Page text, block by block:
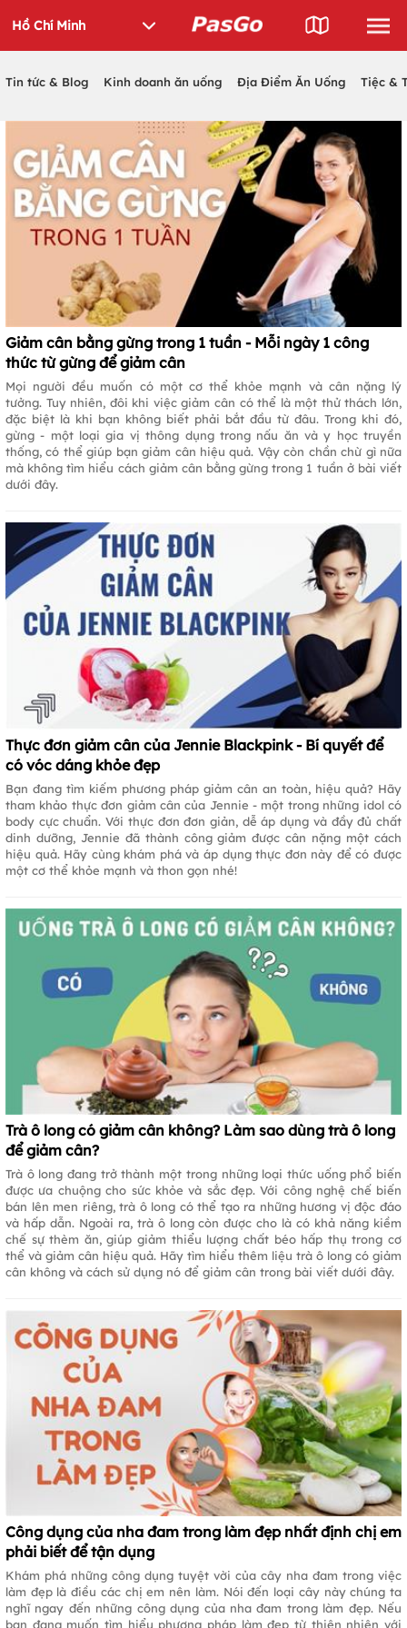
Tin tức & Blog Kinh doanh ăn uống Địa Điểm Ăn Uống Tiệc &
Giảm cân bằng gừng trong 1 tuần - Mỗi ngày 1 công
thức từ gừng để giảm cân
Mọi người đều muốn có một cơ thể khỏe mạnh và cân nặng lý
tưởng. Tuy nhiên, đôi khi việc giảm cân có thể là một thử thách lớn,
đặc biệt là khi bạn không biết phải bắt đầu từ đâu. Trong khi đó,
gừng - một loại gia vị thông dụng trong nấu ăn và y học truyền
thống, có thể giúp bạn giảm cân hiệu quả. Vậy còn chần chừ gì nữa
mà không tìm hiểu cách giảm cân bằng gừng trong 1 tuần ở bài viết
dưới đây.
Thực đơn giảm cân của Jennie Blackpink - Bí quyết để
có vóc dáng khỏe đẹp
Bạn đang tìm kiếm phương pháp giảm cân an toàn, hiệu quả? Hãy
tham khảo thực đơn giảm cân của Jennie - một trong những idol có
body cực chuẩn. Với thực đơn đơn giản, dễ áp dụng và đầy đủ chất
dinh dưỡng, Jennie đã thành công giảm được cân nặng một cách
hiệu quả. Hãy cùng khám phá và áp dụng thực đơn này để có được
một cơ thể khỏe mạnh và thon gọn nhé!
Trà ô long có giảm cân không? Làm sao dùng trà ô long
để giảm cân?
Trà ô long đang trở thành một trong những loại thức uống phổ biến
được ưa chuộng cho sức khỏe và sắc đẹp. Với công nghệ chế biến
bán lên men riêng, trà ô long có thể tạo ra những hương vị độc đáo
và hấp dẫn. Ngoài ra, trà ô long còn được cho là có khả năng kiềm
chế sự thèm ăn, giúp giảm thiểu lượng chất béo hấp thụ trong cơ
thể và giảm cân hiệu quả. Hãy tìm hiểu thêm liệu trà ô long có giảm
cân không và cách sử dụng nó để giảm cân trong bài viết dưới đây.
Công dụng của nha đam trong làm đẹp nhất định chị em
phải biết để tận dụng
Khám phá những công dụng tuyệt vời của cây nha đam trong việc
làm đẹp là điều các chị em nên làm. Nói đến loại cây này chúng ta
nghĩ ngay đến những công dụng của nha đam trong làm đẹp. Nếu
bạn đang muốn tìm hiểu phương pháp làm đẹp từ thiên nhiên với